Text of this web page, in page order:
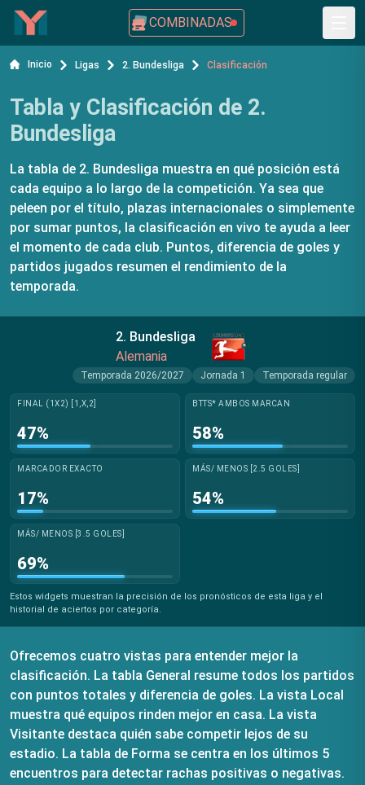
COMBINADAS
Inicio Ligas 2. Bundesliga Clasificación
Tabla y Clasificación de 2.
Bundesliga
La tabla de 2. Bundesliga muestra en qué posición está
cada equipo a lo largo de la competición. Ya sea que
peleen por el título, plazas internacionales o simplemente
por sumar puntos, la clasificación en vivo te ayuda a leer
el momento de cada club. Puntos, diferencia de goles y
partidos jugados resumen el rendimiento de la
temporada.
2. Bundesliga
Alemania
Temporada 2026/2027 Jornada 1 Temporada regular
FINAL (1X2) [1,X,2]
47%
BTTS* AMBOS MARCAN
58%
MARCADOR EXACTO
17%
MÁS/ MENOS [2.5 GOLES]
54%
MÁS/ MENOS [3.5 GOLES]
69%
Estos widgets muestran la precisión de los pronósticos de esta liga y el
historial de aciertos por categoría.
Ofrecemos cuatro vistas para entender mejor la
clasificación. La tabla General resume todos los partidos
con puntos totales y diferencia de goles. La vista Local
muestra qué equipos rinden mejor en casa. La vista
Visitante destaca quién sabe competir lejos de su
estadio. La tabla de Forma se centra en los últimos 5
encuentros para detectar rachas positivas o negativas.